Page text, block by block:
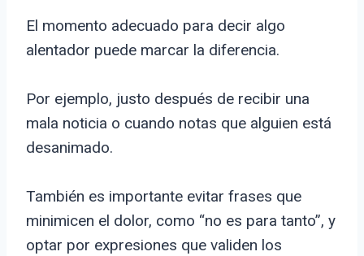
El momento adecuado para decir algo
alentador puede marcar la diferencia.
Por ejemplo, justo después de recibir una
mala noticia o cuando notas que alguien está
desanimado.
También es importante evitar frases que
minimicen el dolor, como “no es para tanto”, y
optar por expresiones que validen los